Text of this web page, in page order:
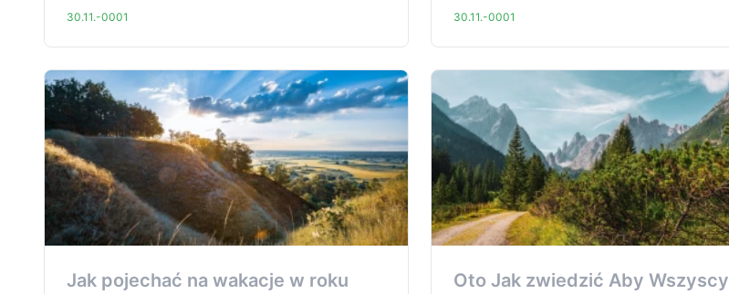
30.11.-0001 30.11.-0001
Jak pojechać na wakacje w roku
Oto Jak zwiedzić Aby Wszyscy